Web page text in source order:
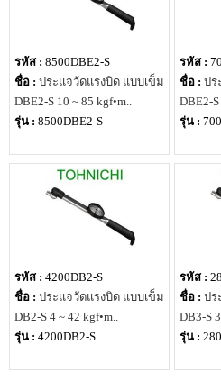
รหัส : 8500DBE2-S
ชื่อ : ประแจวัดแรงบิด แบบเข็ม
DBE2-S 10 ~ 85 kgf•m..
รุ่น : 8500DBE2-S
รหัส :
ชื่อ : ปร
DBE2-
รุ่น :
รหัส : 4200DB2-S
ชื่อ : ประแจวัดแรงบิด แบบเข็ม
DB2-S 4 ~ 42 kgf•m..
รุ่น : 4200DB2-S
รหัส :
ชื่อ : ปร
DB3-S
รุ่น :